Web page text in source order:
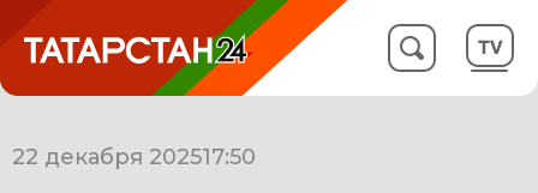
22 декабря 202517:50